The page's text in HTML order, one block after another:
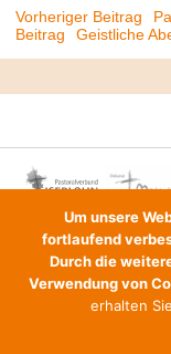
Beitrags-
Navigation
Vorheriger Beitrag
Beitrag
Geistliche
Um unsere
fortlaufend
Durch die
Verwendung von
erhalten